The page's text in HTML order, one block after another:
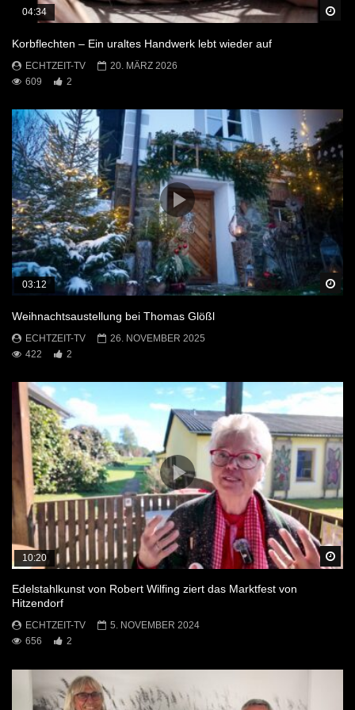
04:34
Korbflechten – Ein uraltes Handwerk lebt wieder auf
ECHTZEIT-TV
20. MÄRZ 2026
609
2
03:12
Weihnachtsaustellung bei Thomas Glößl
ECHTZEIT-TV
26. NOVEMBER 2025
422
2
10:20
Edelstahlkunst von Robert Wilfing ziert das Marktfest von
Hitzendorf
ECHTZEIT-TV
5. NOVEMBER 2024
656
2